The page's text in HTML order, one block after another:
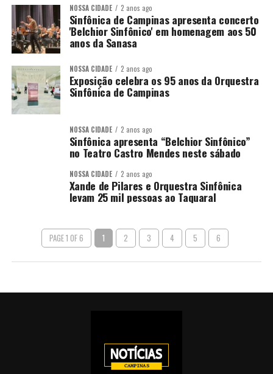
NOSSA CIDADE 2 anos ago
Sinfônica de Campinas apresenta concerto
'Belchior Sinfônico' em homenagem aos 50
anos da Sanasa
NOSSA CIDADE 2 anos ago
Exposição celebra os 95 anos da Orquestra
Sinfônica de Campinas
NOSSA CIDADE 2 anos ago
Sinfônica apresenta “Belchior Sinfônico”
no Teatro Castro Mendes neste sábado
NOSSA CIDADE 2 anos ago
Xande de Pilares e Orquestra Sinfônica
levam 25 mil pessoas ao Taquaral
PAGE 1 OF 6 1 2 3 4 5 6